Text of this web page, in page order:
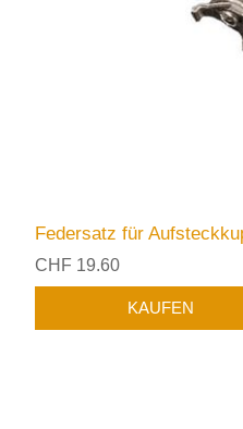
Federsatz für
CHF 19.60